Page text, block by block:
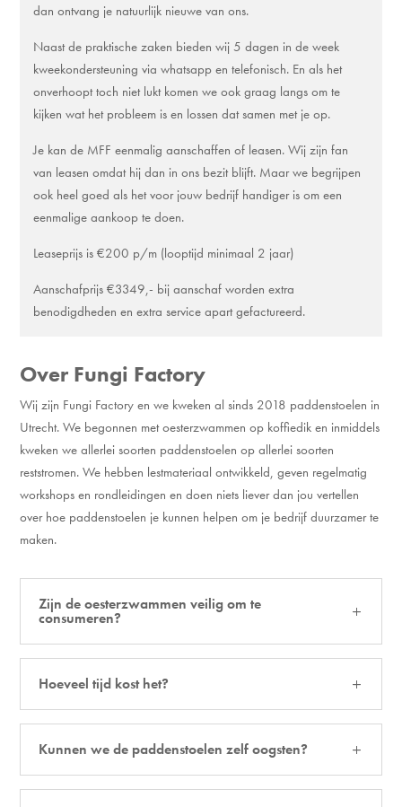
dan ontvang je natuurlijk nieuwe van ons.
Naast de praktische zaken bieden wij 5 dagen in de week
kweekondersteuning via whatsapp en telefonisch. En als het
onverhoopt toch niet lukt komen we ook graag langs om te
kijken wat het probleem is en lossen dat samen met je op.
Je kan de MFF eenmalig aanschaffen of leasen. Wij zijn fan
van leasen omdat hij dan in ons bezit blijft. Maar we begrijpen
ook heel goed als het voor jouw bedrijf handiger is om een
eenmalige aankoop te doen.
Leaseprijs is €200 p/m (looptijd minimaal 2 jaar)
Aanschafprijs €3349,- bij aanschaf worden extra
benodigdheden en extra service apart gefactureerd.
Over Fungi Factory
Wij zijn Fungi Factory en we kweken al sinds 2018 paddenstoelen in
Utrecht. We begonnen met oesterzwammen op koffiedik en inmiddels
kweken we allerlei soorten paddenstoelen op allerlei soorten
reststromen. We hebben lestmateriaal ontwikkeld, geven regelmatig
workshops en rondleidingen en doen niets liever dan jou vertellen
over hoe paddenstoelen je kunnen helpen om je bedrijf duurzamer te
maken.
Zijn de oesterzwammen veilig om te
consumeren?
Hoeveel tijd kost het?
Kunnen we de paddenstoelen zelf oogsten?